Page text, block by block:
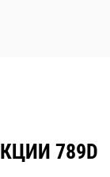
789D